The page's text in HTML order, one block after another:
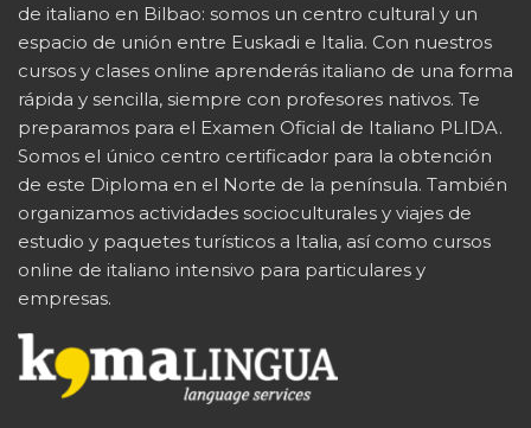
de italiano en Bilbao: somos un centro cultural y un
espacio de unión entre Euskadi e Italia. Con nuestros
cursos y clases online aprenderás italiano de una forma
rápida y sencilla, siempre con profesores nativos. Te
preparamos para el Examen Oficial de Italiano PLIDA.
Somos el único centro certificador para la obtención
de este Diploma en el Norte de la península. También
organizamos actividades socioculturales y viajes de
estudio y paquetes turísticos a Italia, así como cursos
online de italiano intensivo para particulares y
empresas.